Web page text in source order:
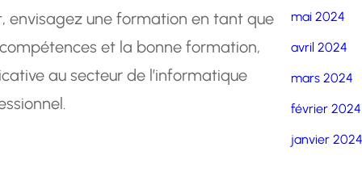
envisagez une formation en tant que
et la bonne formation,
au secteur de l’informatique
mai 2024
avril 2024
mars 2024
février 2024
janvier